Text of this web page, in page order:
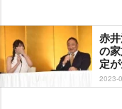
赤
の
定
2023-